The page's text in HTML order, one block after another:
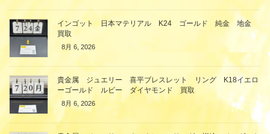
インゴット 日本マテリアル K24 ゴールド 純金 地金
買取
8月 6, 2026
貴金属 ジュエリー 喜平ブレスレット リング K18イエロ
ーゴールド ルビー ダイヤモンド 買取
8月 6, 2026